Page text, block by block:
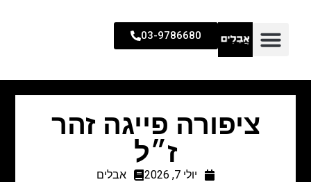
03-9786680
ציפורה פייגה זהר
ז״ל
יולי 7, 2026
אבלים